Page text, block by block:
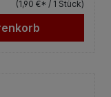
(1,90 €* / 1 Stück)